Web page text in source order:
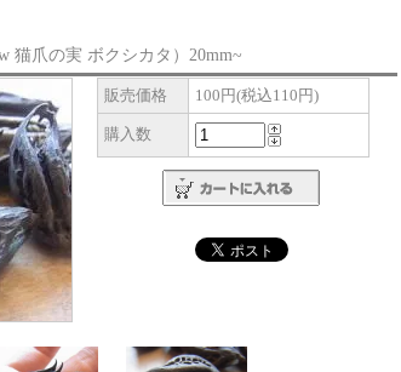
猫爪の実 ボクシカタ）20mm~
販売価格 100円(税込110円)
購入数